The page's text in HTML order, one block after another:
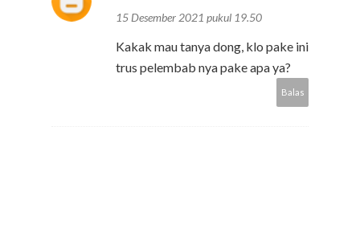
15 Desember 2021 pukul 19.50
Kakak mau tanya dong, klo pake ini
trus pelembab nya pake apa ya?
Balas